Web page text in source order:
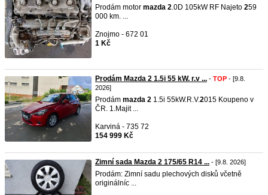
Prodám motor mazda 2.0D 105kW RF Najeto 259
000 km. ...
Znojmo - 672 01
1 Kč
Prodám Mazda 2 1.5i 55 kW. r.v ... - TOP - [9.8.
2026]
Prodám mazda 2 1.5i 55kW.R.V.2015 Koupeno v
ČR. 1.Majit ...
Karviná - 735 72
154 999 Kč
Zimní sada Mazda 2 175/65 R14 ... - [9.8. 2026]
Prodám: Zimní sadu plechových disků včetně
originálníc ...